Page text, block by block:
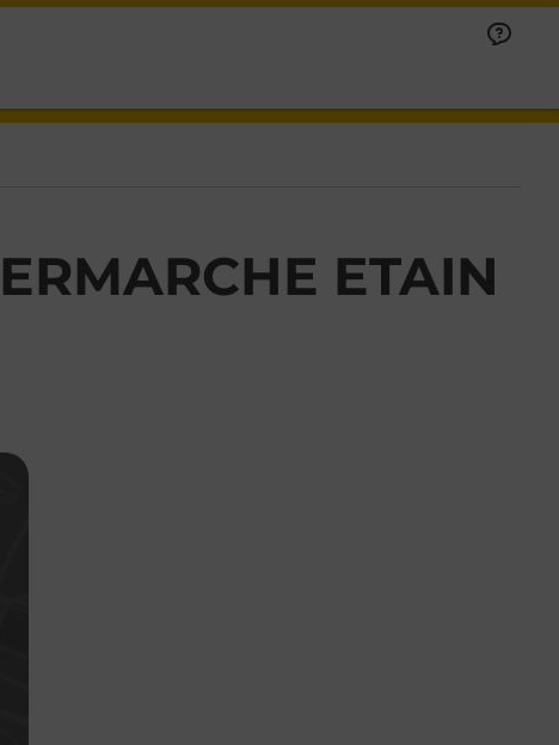
ETAIN